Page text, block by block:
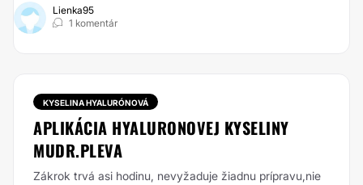
Lienka95
1 komentár
KYSELINA HYALURÓNOVÁ
APLIKÁCIA HYALURONOVEJ KYSELINY
MUDR.PLEVA
Zákrok trvá asi hodinu, nevyžaduje žiadnu prípravu,nie